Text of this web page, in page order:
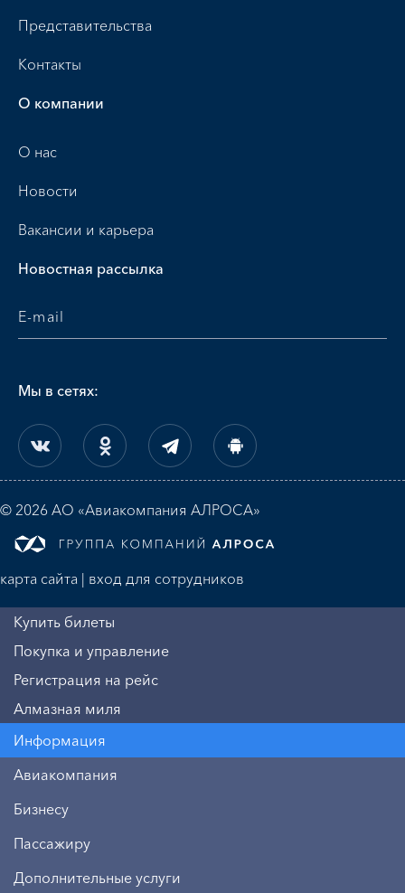
Представительства
Контакты
О компании
О нас
Новости
Вакансии и карьера
Новостная рассылка
Мы в сетях:
© 2026 АО «Авиакомпания АЛРОСА»
карта сайта | вход для сотрудников
Купить билеты
Покупка и управление
Регистрация на рейс
Алмазная миля
Информация
Авиакомпания
Бизнесу
Пассажиру
Дополнительные услуги